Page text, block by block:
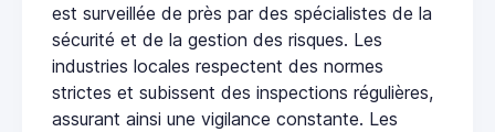
est surveillée de près par des spécialistes de la
sécurité et de la gestion des risques. Les
industries locales respectent des normes
strictes et subissent des inspections régulières,
assurant ainsi une vigilance constante. Les